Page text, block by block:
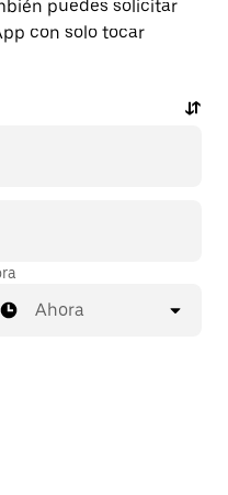
puedes solicitar
con solo tocar
Ahora